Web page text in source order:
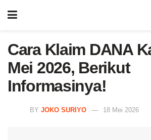
Cara Klaim DANA
Mei 2026, Berikut
Informasinya!
BY JOKO SURIYO 18 Mei 2026